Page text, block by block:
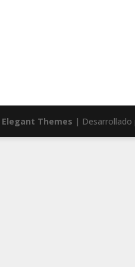
Elegant Themes | Desarrollado